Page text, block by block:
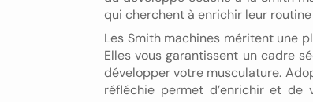
qui cherchent à enrichir leur routine
Les Smith machines méritent une
Elles vous garantissent un cadre
développer votre musculature.
réfléchie permet d’enrichir et de